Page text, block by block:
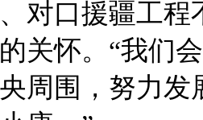
对口援疆工
关怀。“我们
周围，努力